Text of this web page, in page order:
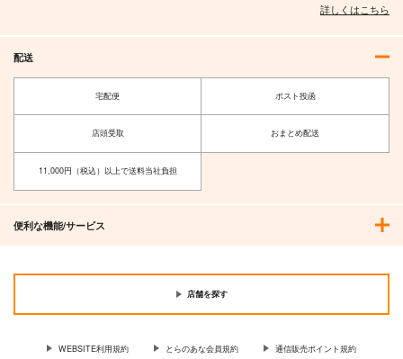
詳しくはこちら
配送
宅配便 ポスト投函
店頭受取 おまとめ配送
11,000円（税込）以上で送料当社負担
便利な機能/サービス
店舗を探す
WEBSITE利用規約 とらのあな会員規約 通信販売ポイント規約